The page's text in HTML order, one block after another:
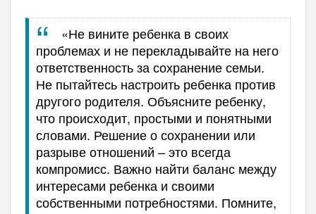
«Не вините ребенка в своих
проблемах и не перекладывайте на него
ответственность за сохранение семьи.
Не пытайтесь настроить ребенка против
другого родителя. Объясните ребенку,
что происходит, простыми и понятными
словами. Решение о сохранении или
разрыве отношений – это всегда
компромисс. Важно найти баланс между
интересами ребенка и своими
собственными потребностями. Помните,